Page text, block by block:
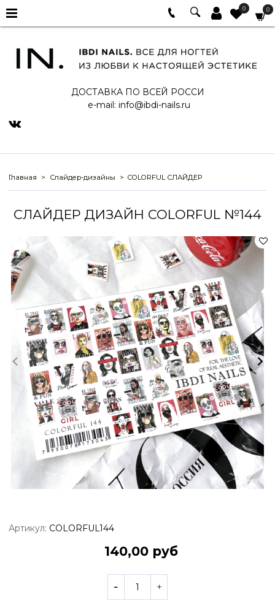
0 0
ДОСТАВКА ПО ВСЕЙ РОССИ
e-mail: info@ibdi-nails.ru
Главная Слайдер-дизайны COLORFUL СЛАЙДЕР
СЛАЙДЕР ДИЗАЙН COLORFUL №144
Артикул: COLORFUL144
140,00 руб